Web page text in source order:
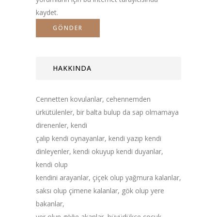
kaydet.
HAKKINDA
Cennetten kovulanlar, cehennemden
ürkütülenler, bir balta bulup da sap olmamaya
direnenler, kendi
çalıp kendi oynayanlar, kendi yazıp kendi
dinleyenler, kendi okuyup kendi duyanlar,
kendi olup
kendini arayanlar, çiçek olup yağmura kalanlar,
saksı olup çimene kalanlar, gök olup yere
bakanlar,